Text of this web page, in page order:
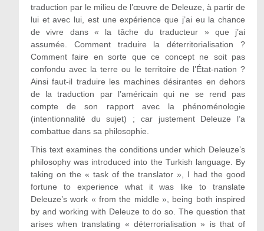
traduction par le milieu de l’œuvre de Deleuze, à partir de
lui et avec lui, est une expérience que j’ai eu la chance
de vivre dans « la tâche du traducteur » que j’ai
assumée. Comment traduire la déterritorialisation ?
Comment faire en sorte que ce concept ne soit pas
confondu avec la terre ou le territoire de l’État-nation ?
Ainsi faut-il traduire les machines désirantes en dehors
de la traduction par l’américain qui ne se rend pas
compte de son rapport avec la phénoménologie
(intentionnalité du sujet) ; car justement Deleuze l’a
combattue dans sa philosophie.
This text examines the conditions under which Deleuze’s
philosophy was introduced into the Turkish language. By
taking on the « task of the translator », I had the good
fortune to experience what it was like to translate
Deleuze’s work « from the middle », being both inspired
by and working with Deleuze to do so. The question that
arises when translating « déterrorialisation » is that of